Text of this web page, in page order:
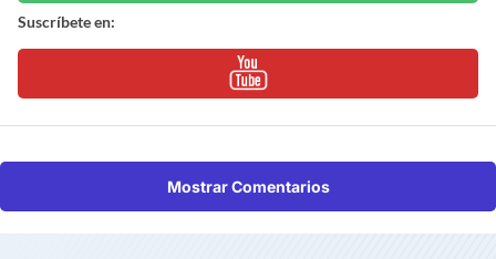
Suscríbete en:
Mostrar Comentarios